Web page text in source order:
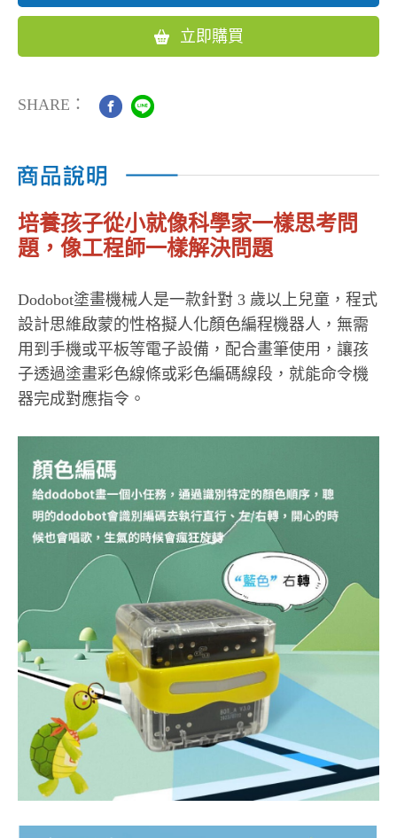
立即購買
SHARE：
培養孩子從小就像科學家一樣思考問
題，像工程師一樣解決問題
Dodobot塗畫機械人是一款針對 3 歲以上兒童，程式
設計思維啟蒙的性格擬人化顏色編程機器人，無需
用到手機或平板等電子設備，配合畫筆使用，讓孩
子透過塗畫彩色線條或彩色編碼線段，就能命令機
器完成對應指令。